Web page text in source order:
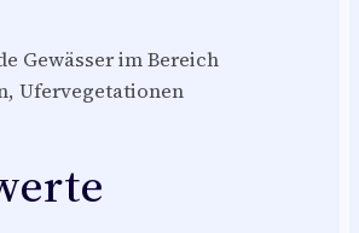
Gewässer im Bereich
Ufervegetationen